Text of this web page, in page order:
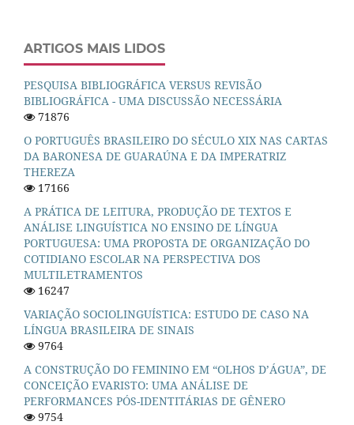
ARTIGOS MAIS LIDOS
PESQUISA BIBLIOGRÁFICA VERSUS REVISÃO
BIBLIOGRÁFICA - UMA DISCUSSÃO NECESSÁRIA
71876
O PORTUGUÊS BRASILEIRO DO SÉCULO XIX NAS CARTAS
DA BARONESA DE GUARAÚNA E DA IMPERATRIZ
THEREZA
17166
A PRÁTICA DE LEITURA, PRODUÇÃO DE TEXTOS E
ANÁLISE LINGUÍSTICA NO ENSINO DE LÍNGUA
PORTUGUESA: UMA PROPOSTA DE ORGANIZAÇÃO DO
COTIDIANO ESCOLAR NA PERSPECTIVA DOS
MULTILETRAMENTOS
16247
VARIAÇÃO SOCIOLINGUÍSTICA: ESTUDO DE CASO NA
LÍNGUA BRASILEIRA DE SINAIS
9764
A CONSTRUÇÃO DO FEMININO EM “OLHOS D’ÁGUA”, DE
CONCEIÇÃO EVARISTO: UMA ANÁLISE DE
PERFORMANCES PÓS-IDENTITÁRIAS DE GÊNERO
9754